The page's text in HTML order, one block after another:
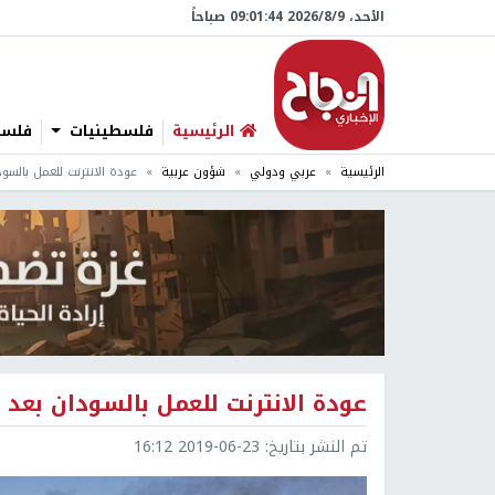
الأحد، 9/‏8/‏2026 09:01:45 صباحاً
الرئيسية فلسطينيات
الرئيسية عربي ودولي شؤون عربية عودة الانترنت للعمل
عودة الانترنت للعمل بالسودان
تم النشر بتاريخ: 2019-06-23 16:12